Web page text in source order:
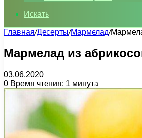
Искать
Главная/Десерты/Мармелад/
Мармелад из
03.06.2020
0 Время чтения: 1 минута